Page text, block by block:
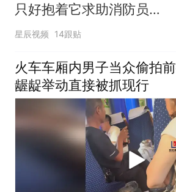
只好抱着它求助消防员！
消防员出手破拆，终于解
星辰视频 14跟贴
火车车厢内男子当众偷拍
龌龊举动直接被抓现行